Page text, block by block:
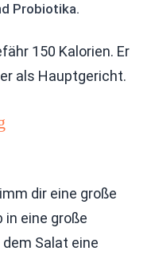
Probiotika.
150 Kalorien. Er
als Hauptgericht.
dir eine große
in eine große
Salat eine